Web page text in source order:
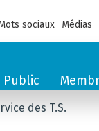
sociaux Médias
Public
des T.S.